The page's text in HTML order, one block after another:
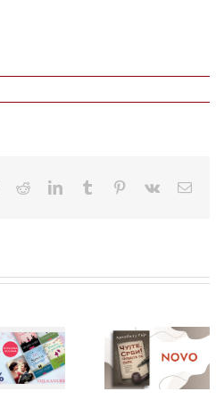
RedditLinkedInTumblr Pinterest
Vk Email
Bezvremeno
srpskog
prijatelja:
„Čujte, Srbi!
Japanski
bestseler
kafiću u